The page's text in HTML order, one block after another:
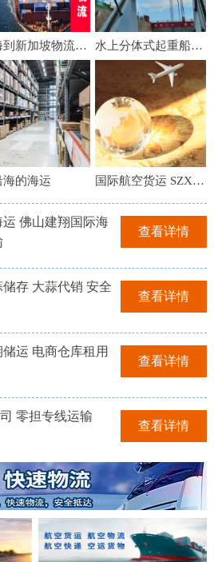
上海到新加坡物流【美设】食品家具船舶运输物流公司服务好便宜 水上分体式起重船公司 船舶租赁 水下工程 水下施工
海的海运 国际航空货运 SZX直飞BKK空运到机场时效快渠道稳
佛山建翔国际海
查看详情
存 大蒜代销 安全
查看详情
运 电商仓库租用
查看详情
零担专线运输
查看详情